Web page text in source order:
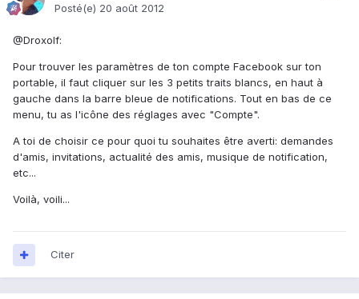
Posté(e) 20 août 2012
@Droxolf:
Pour trouver les paramètres de ton compte Facebook sur ton
portable, il faut cliquer sur les 3 petits traits blancs, en haut à
gauche dans la barre bleue de notifications. Tout en bas de ce
menu, tu as l'icône des réglages avec "Compte".
A toi de choisir ce pour quoi tu souhaites être averti: demandes
d'amis, invitations, actualité des amis, musique de notification,
etc...
Voilà, voili...
Citer